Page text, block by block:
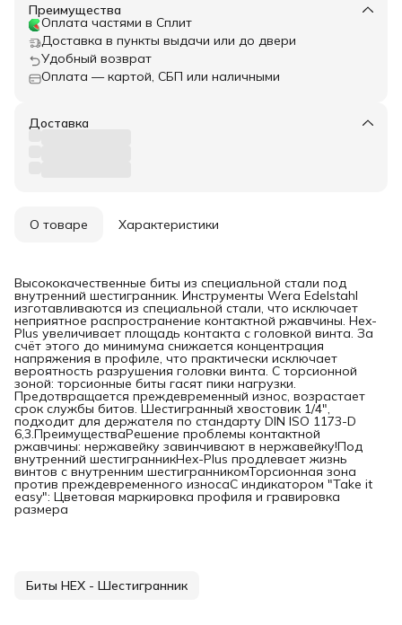
Преимущества
Оплата частями в Сплит
Доставка в пункты выдачи или до двери
Удобный возврат
Оплата — картой, СБП или наличными
Доставка
О товаре Характеристики
Высококачественные биты из специальной стали под
внутренний шестигранник. Инструменты Wera Edelstahl
изготавливаются из специальной стали, что исключает
неприятное распространение контактной ржавчины. Hex-
Plus увеличивает площадь контакта с головкой винта. За
счёт этого до минимума снижается концентрация
напряжения в профиле, что практически исключает
вероятность разрушения головки винта. С торсионной
зоной: торсионные биты гасят пики нагрузки.
Предотвращается преждевременный износ, возрастает
срок службы битов. Шестигранный хвостовик 1/4",
подходит для держателя по стандарту DIN ISO 1173-D
6,3.ПреимуществаРешение проблемы контактной
ржавчины: нержавейку завинчивают в нержавейку!Под
внутренний шестигранникHex-Plus продлевает жизнь
винтов с внутренним шестигранникомТорсионная зона
против преждевременного износаС индикатором "Take it
easy": Цветовая маркировка профиля и гравировка
размера
Биты HEX - Шестигранник